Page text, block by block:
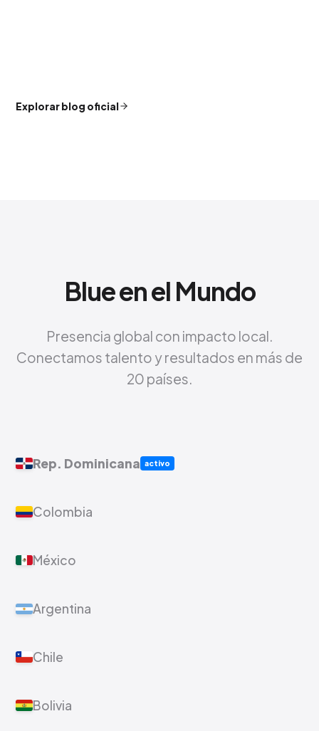
Explorar blog oficial
Blue en el Mundo
Presencia global con impacto local.
Conectamos talento y resultados en más de
20 países.
Rep. Dominicana activo
Colombia
México
Argentina
Chile
Bolivia